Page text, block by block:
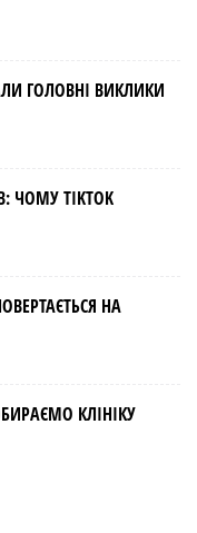
ГОЛОВНІ ВИКЛИКИ
ЧОМУ TIKTOK
НА
КЛІНІКУ